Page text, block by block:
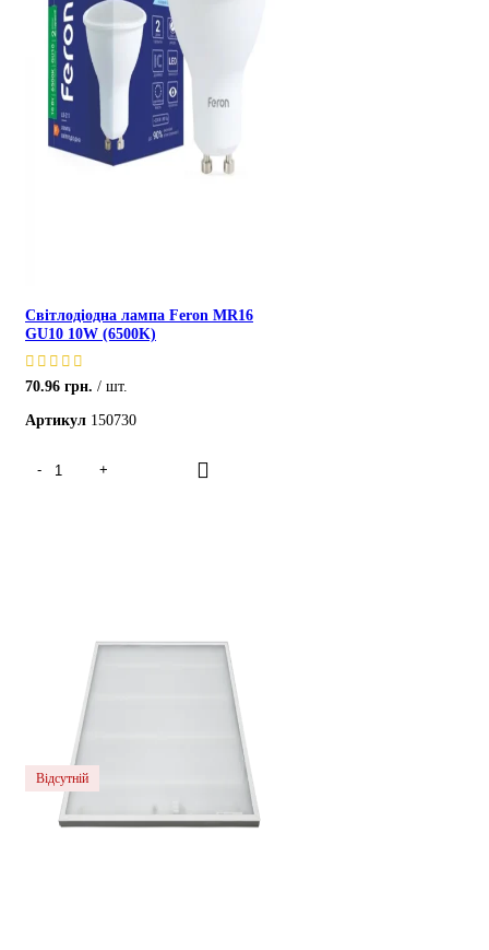
Світлодіодна лампа Feron MR16
GU10 10W (6500K)
70.96 грн.
шт.
Артикул 150730
Відсутній